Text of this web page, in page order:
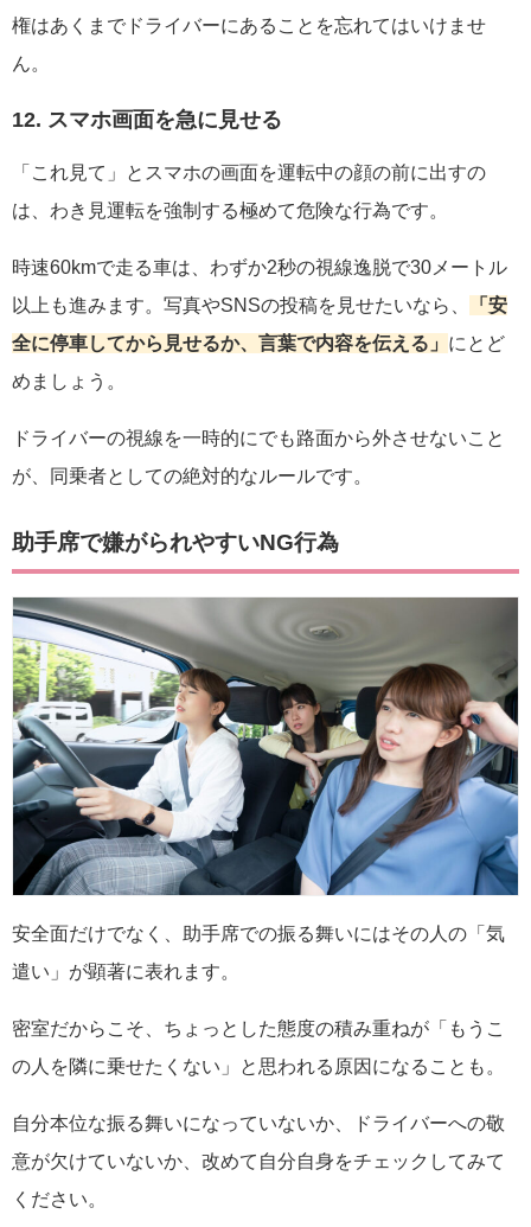
権はあくまでドライバーにあることを忘れてはいけませ
ん。
12. スマホ画面を急に見せる
「これ見て」とスマホの画面を運転中の顔の前に出すの
は、わき見運転を強制する極めて危険な行為です。
時速60kmで走る車は、わずか2秒の視線逸脱で30メートル
以上も進みます。写真やSNSの投稿を見せたいなら、
「安
全に停車してから見せるか、言葉で内容を伝える」 にとど
めましょう。
ドライバーの視線を一時的にでも路面から外させないこと
が、同乗者としての絶対的なルールです。
助手席で嫌がられやすいNG行為
安全面だけでなく、助手席での振る舞いにはその人の「気
遣い」が顕著に表れます。
密室だからこそ、ちょっとした態度の積み重ねが「もうこ
の人を隣に乗せたくない」と思われる原因になることも。
自分本位な振る舞いになっていないか、ドライバーへの敬
意が欠けていないか、改めて自分自身をチェックしてみて
ください。